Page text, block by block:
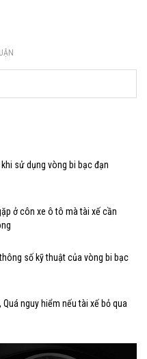
sử dụng vòng bi bạc đạn
ở côn xe ô tô mà tài xế cần
số kỹ thuật của vòng bi bạc
nguy hiểm nếu tài xế bỏ qua